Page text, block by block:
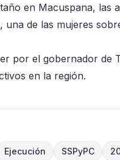
en Macuspana,
de las mujeres
por el gobernador de
en la región.
Ejecución SSPyPC